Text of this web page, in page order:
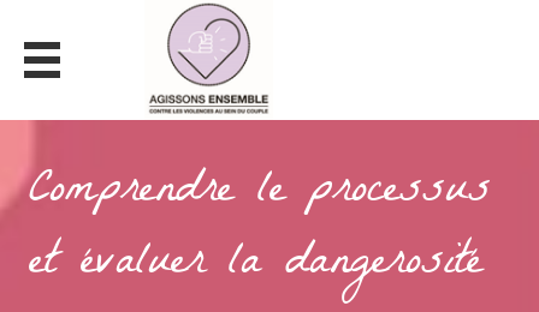
LES VIOLENCES PAR UN
(EX)PARTENAIRE INTIME
Comprendre le processus
et évaluer la dangerosité